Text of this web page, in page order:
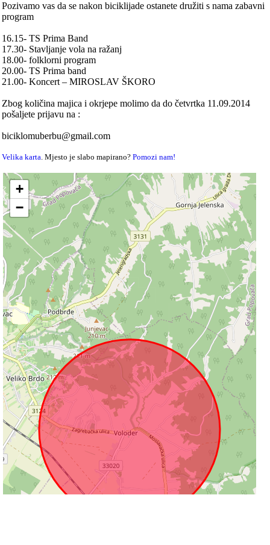
Pozivamo vas da se nakon biciklijade ostanete družiti s nama zabavni
program
16.15- TS Prima Band
17.30- Stavljanje vola na ražanj
18.00- folklorni program
20.00- TS Prima band
21.00- Koncert – MIROSLAV ŠKORO
Zbog količina majica i okrjepe molimo da do četvrtka 11.09.2014
pošaljete prijavu na :
biciklomuberbu@gmail.com
Velika karta. Mjesto je slabo mapirano?Pomozi nam!
+
−